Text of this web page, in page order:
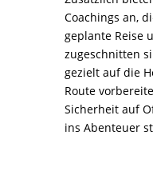
Coachings an,
geplante Reise
zugeschnitten
gezielt auf die
Route
Sicherheit auf
ins Abenteuer